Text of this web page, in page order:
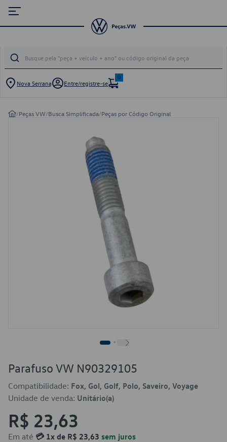
Nova Serrana Entre/registre-se
0
/Peças VW/Busca Simplificada/Peças por Código Original
Parafuso VW N90329105
Compatibilidade: Fox, Gol, Golf, Polo, Saveiro, Voyage
Unidade de venda: Unitário(a)
R$ 23,63
Em até 💳 1x de R$ 23,63 sem juros